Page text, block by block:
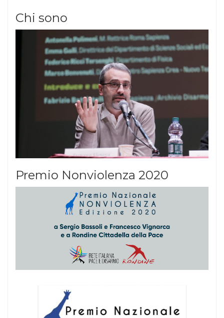
Chi sono
Premio Nonviolenza 2020